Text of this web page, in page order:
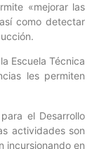
«mejorar las
como detectar
Escuela Técnica
les permiten
el Desarrollo
actividades son
incursionando en